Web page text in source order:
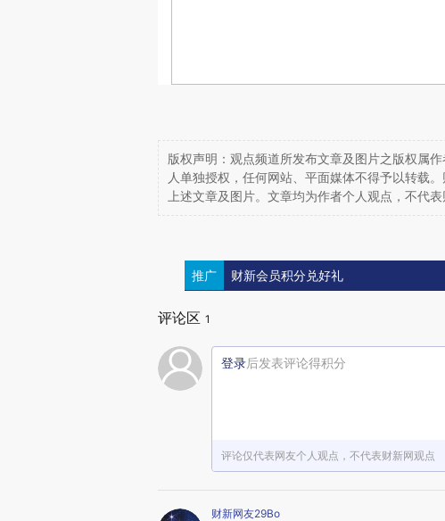
版权声明：观点频道所发布文章及图片之版权属
人单独授权，任何网站、平面媒体不得予以转载
上述文章及图片。文章均为作者个人观点，不代表
推广 财新会员积分兑好礼
评论区 1
登录后发表评论得积分
评论仅代表网友个人观点，不代表财新网观点
财新网友29Bo